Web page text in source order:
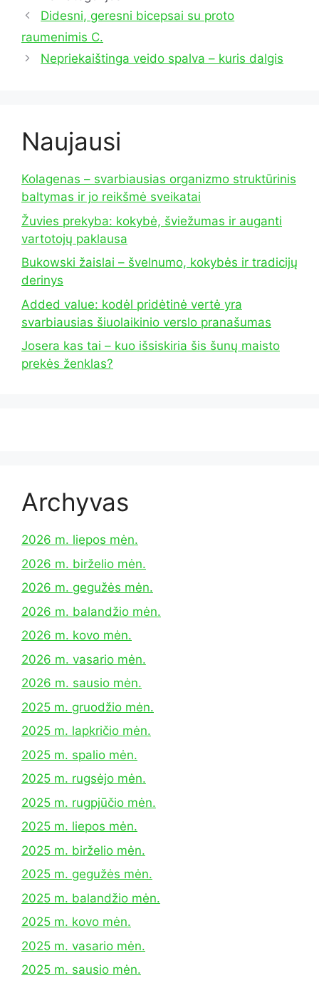
Didesni, geresni bicepsai su proto
raumenimis C.
Nepriekaištinga veido spalva – kuris dalgis
Naujausi
Kolagenas – svarbiausias organizmo struktūrinis
baltymas ir jo reikšmė sveikatai
Žuvies prekyba: kokybė, šviežumas ir auganti
vartotojų paklausa
Bukowski žaislai – švelnumo, kokybės ir tradicijų
derinys
Added value: kodėl pridėtinė vertė yra
svarbiausias šiuolaikinio verslo pranašumas
Josera kas tai – kuo išsiskiria šis šunų maisto
prekės ženklas?
Archyvas
2026 m. liepos mėn.
2026 m. birželio mėn.
2026 m. gegužės mėn.
2026 m. balandžio mėn.
2026 m. kovo mėn.
2026 m. vasario mėn.
2026 m. sausio mėn.
2025 m. gruodžio mėn.
2025 m. lapkričio mėn.
2025 m. spalio mėn.
2025 m. rugsėjo mėn.
2025 m. rugpjūčio mėn.
2025 m. liepos mėn.
2025 m. birželio mėn.
2025 m. gegužės mėn.
2025 m. balandžio mėn.
2025 m. kovo mėn.
2025 m. vasario mėn.
2025 m. sausio mėn.